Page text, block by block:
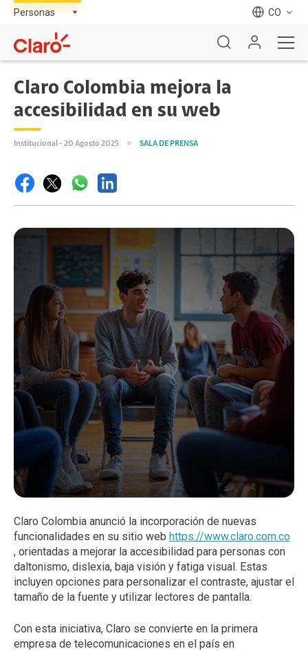
CO
Claro Colombia mejora la
accesibilidad en su web
Institucional - 20 Agosto 2025 SALA DE PRENSA
Claro Colombia anunció la incorporación de nuevas
funcionalidades en su sitio web https://www.claro.com.co
, orientadas a mejorar la accesibilidad para personas con
daltonismo, dislexia, baja visión y fatiga visual. Estas
incluyen opciones para personalizar el contraste, ajustar el
tamaño de la fuente y utilizar lectores de pantalla.
Con esta iniciativa, Claro se convierte en la primera
empresa de telecomunicaciones en el país en